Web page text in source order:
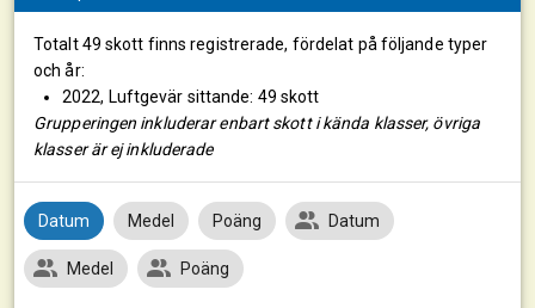
Totalt 49 skott finns registrerade, fördelat på följande typer
och år:
2022, Luftgevär sittande: 49 skott
Grupperingen inkluderar enbart skott i kända klasser, övriga
klasser är ej inkluderade
Datum Medel Poäng Datum
Medel Poäng